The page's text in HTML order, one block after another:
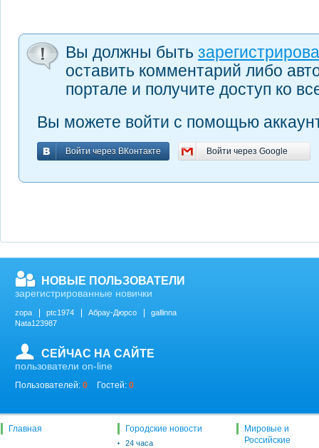
Вы должны быть
оставить комментарий либо
портале и получите доступ ко
Вы можете войти с помощью
Войти через ВКонтакте
Войти через ВКонтакте Войти через Google
Войти через Google
НОВЫЕ ПОЛЬЗОВАТЕЛИ
зарегистрированные новички
zopa ptc1974 Абрау-Дюрсо
gallinna
Nata123987
СЕЙЧАС НА САЙТЕ
пользователи on-line
Пользователей: 0 Гостей: 0
Главная Городские новости
24 часа
Мировые и
Российские